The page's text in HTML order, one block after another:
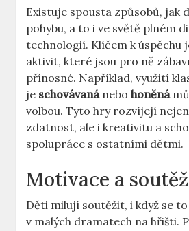
Existuje spousta způsobů, jak
pohybu, a to i ve světě plném
technologií. Klíčem k úspěchu
aktivit, které jsou pro ně
přínosné. Například, využití
je schovávanánebohoněná
volbou. Tyto hry rozvíjejí
zdatnost, ale i kreativitu a
spolupráce s ostatními dětmi.
Motivace a
Děti milují soutěžit, i když se
v malých dramatech na hřišti.